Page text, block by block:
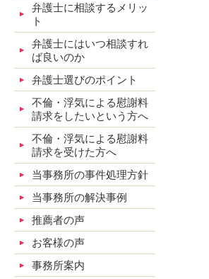
弁護士に相談するメリッ
ト
弁護士にはいつ相談すれ
ば良いのか
弁護士選びのポイント
不倫・浮気による慰謝料
請求をしたいという方へ
不倫・浮気による慰謝料
請求を受けた方へ
当事務所の事件処理方針
当事務所の解決事例
推薦者の声
お客様の声
事務所案内